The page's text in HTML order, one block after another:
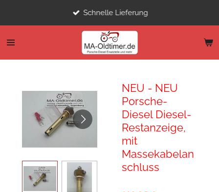
Schnelle Lieferung
NEU - NEU
Porsche-
Diesel Diesel-
Restanzeige,
mit
Massekabelan
schluss